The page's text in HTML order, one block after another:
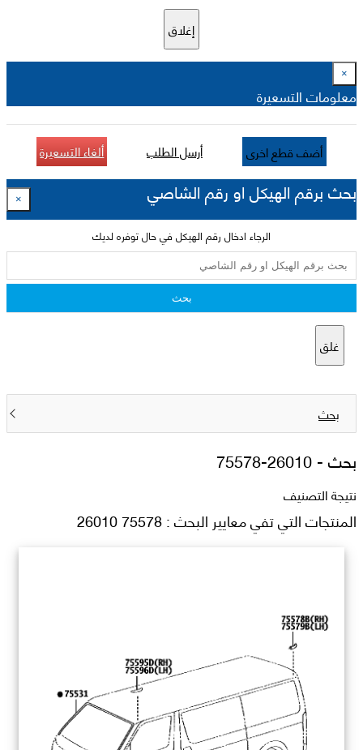
إغلاق
×
معلومات التسعيرة
أضف قطع اخرى أرسل الطلب ألغاء التسعيرة
بحث برقم الهيكل او رقم الشاصي ×
الرجاء ادخال رقم الهيكل في حال توفره لديك
بحث
غلق
بحث
بحث -75578-26010
نتيجة التصنيف
المنتجات التي تفي معايير البحث : 75578 26010